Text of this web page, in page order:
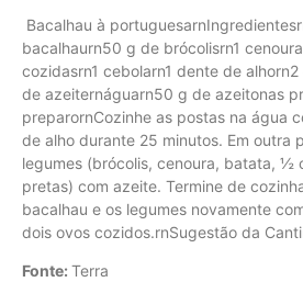
Bacalhau à
bacalhaurn50 g de brócolisrn1
cozidasrn1 cebolarn1 dente de
de azeiternáguarn50 g de azeitonas
preparornCozinhe as postas na água
de alho durante 25 minutos. Em outra
legumes (brócolis, cenoura, batata, ½
pretas) com azeite. Termine de
bacalhau e os legumes novamente
dois ovos cozidos.rnSugestão da
Fonte: Terra